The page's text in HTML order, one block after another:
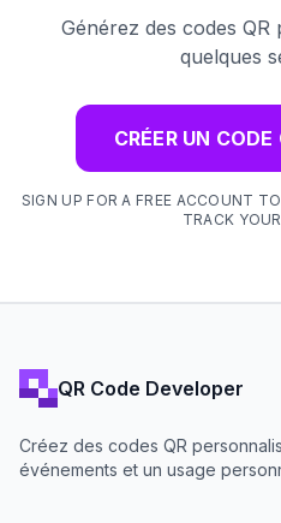
Générez des codes
quelques
CRÉER UN
SIGN UP FOR A FREE ACCOUNT
TRACK
QR Code Developer
Créez des codes QR
événements et un usage